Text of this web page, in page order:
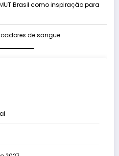
Brasil como inspiração para
de sangue